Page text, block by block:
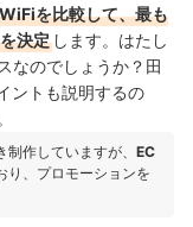
を比較して、最も
決定 します。はたし
なのでしょうか？田
ントも説明するの
作していますが、 EC
り、プロモーションを